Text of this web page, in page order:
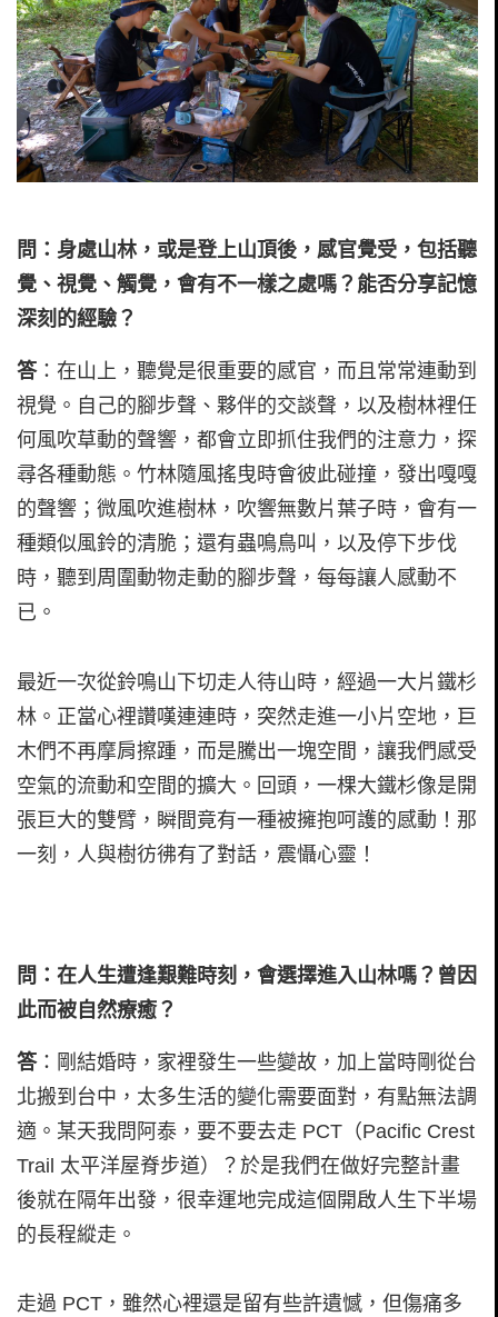
問：身處山林，或是登上山頂後，感官覺受，包括聽
覺、視覺、觸覺，會有不一樣之處嗎？能否分享記憶
深刻的經驗？
答：在山上，聽覺是很重要的感官，而且常常連動到
視覺。自己的腳步聲、夥伴的交談聲，以及樹林裡任
何風吹草動的聲響，都會立即抓住我們的注意力，探
尋各種動態。竹林隨風搖曳時會彼此碰撞，發出嘎嘎
的聲響；微風吹進樹林，吹響無數片葉子時，會有一
種類似風鈴的清脆；還有蟲鳴鳥叫，以及停下步伐
時，聽到周圍動物走動的腳步聲，每每讓人感動不
已。
最近一次從鈴鳴山下切走人待山時，經過一大片鐵杉
林。正當心裡讚嘆連連時，突然走進一小片空地，巨
木們不再摩肩擦踵，而是騰出一塊空間，讓我們感受
空氣的流動和空間的擴大。回頭，一棵大鐵杉像是開
張巨大的雙臂，瞬間竟有一種被擁抱呵護的感動！那
一刻，人與樹彷彿有了對話，震懾心靈！
問：在人生遭逢艱難時刻，會選擇進入山林嗎？曾因
此而被自然療癒？
答：剛結婚時，家裡發生一些變故，加上當時剛從台
北搬到台中，太多生活的變化需要面對，有點無法調
適。某天我問阿泰，要不要去走 PCT（Pacific Crest
Trail 太平洋屋脊步道）？於是我們在做好完整計畫
後就在隔年出發，很幸運地完成這個開啟人生下半場
的長程縱走。
走過 PCT，雖然心裡還是留有些許遺憾，但傷痛多